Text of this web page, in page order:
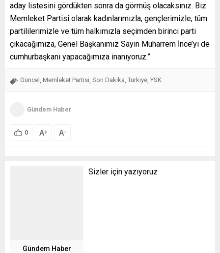
aday listesini gördükten sonra da görmüş olacaksınız. Biz
Memleket Partisi olarak kadınlarımızla, gençlerimizle, tüm
partililerimizle ve tüm halkımızla seçimden birinci parti
çıkacağımıza, Genel Başkanımız Sayın Muharrem İnce’yi de
cumhurbaşkanı yapacağımıza inanıyoruz.”
Güncel Memleket Partisi Son Dakika Türkiye YSK
Gündem Haber
0 A+ A-
Gündem Haber
Sizler için yazıyoruz